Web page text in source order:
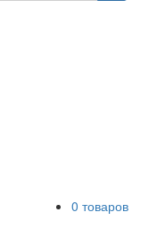
0 товаров